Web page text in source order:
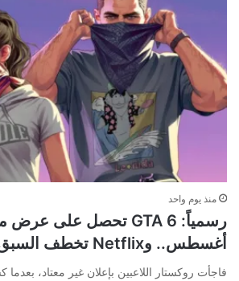
منذ يوم واحد
أغسطس.. وNetflix تخطف السبق
فاجأت روكستار اللاعبين بإعلان غير معتاد،